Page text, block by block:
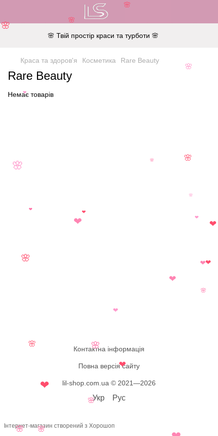
🌸 Твій простір краси та турботи 🌸
Краса та здоров'я Косметика Rare Beauty
Rare Beauty
Немає товарів
Контактна інформація
Повна версія сайту
lil-shop.com.ua © 2021—2026
Укр Рус
Інтернет-магазин створений з Хорошоп
🌸
❤
❤
🌸
❤
🌸
🌸
❤
🌸
❤
🌸
🌸
🌸
🌸
🌸
🌸
🌸
❤
❤
🌸
🌸
❤
❤
❤ ❤
❤
🌸